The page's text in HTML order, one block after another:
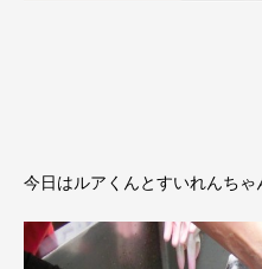
今日はルアくんとすいれんち